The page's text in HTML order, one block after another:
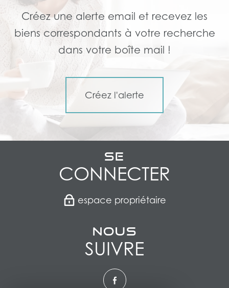
Créez une alerte email et recevez les
biens correspondants à votre recherche
dans votre boîte mail !
Créez l'alerte
Se
CONNECTER
espace propriétaire
Nous
SUIVRE